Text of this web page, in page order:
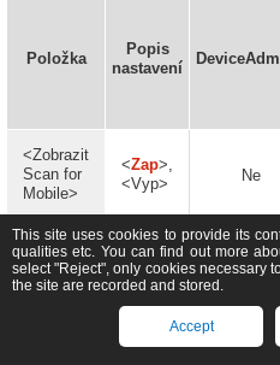
Položka
Popis
nastavení
<Zobrazit
Scan for
Mobile>
<Zap>,
<Vyp>
Ne
<Zobrazit mobilní portál>
This site uses cookies to provide its
qualities etc. You can find out more
select "Reject", only cookies necessary
the site are recorded and stored.
Accept